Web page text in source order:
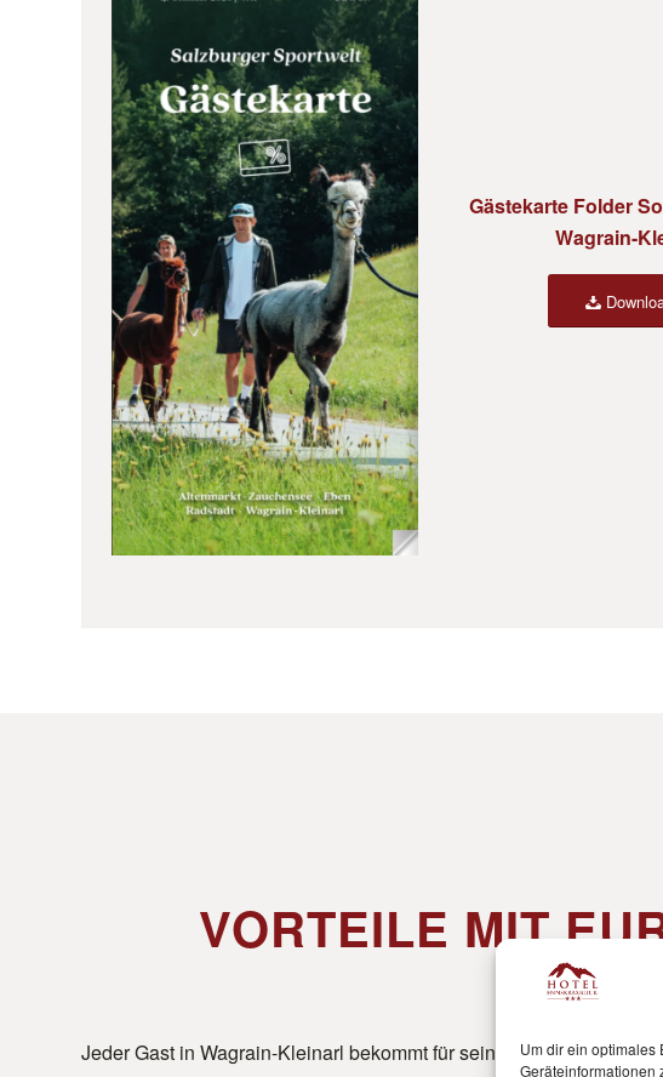
Um dir ein optimales
Geräteinformationen
Gästekarte Folder
Wagrain-
VORTEILE MIT
Jeder Gast in Wagrain-Kleinarl bekommt für seinen Aufenthalt eine